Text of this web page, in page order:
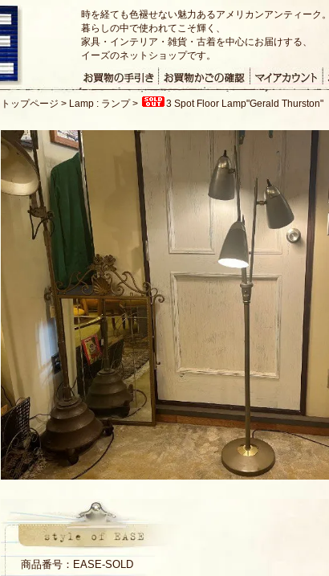
時を経ても色褪せない魅力あるアメリカンアンティーク
暮らしの中で使われてこそ輝く、
家具・インテリア・雑貨・古着を中心にお届けする、
イーズのネットショップです。
トップページ > Lamp : ランプ> 3 Spot Floor Lamp"Gerald Thurston"
商品番号：EASE-SOLD